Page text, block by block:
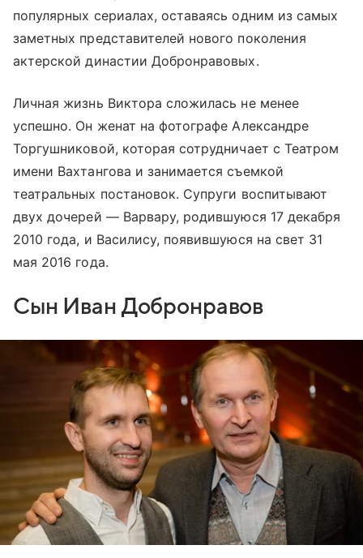
популярных сериалах, оставаясь одним из самых
заметных представителей нового поколения
актерской династии Добронравовых.
Личная жизнь Виктора сложилась не менее
успешно. Он женат на фотографе Александре
Торгушниковой, которая сотрудничает с Театром
имени Вахтангова и занимается съемкой
театральных постановок. Супруги воспитывают
двух дочерей — Варвару, родившуюся 17 декабря
2010 года, и Василису, появившуюся на свет 31
мая 2016 года.
Сын Иван Добронравов